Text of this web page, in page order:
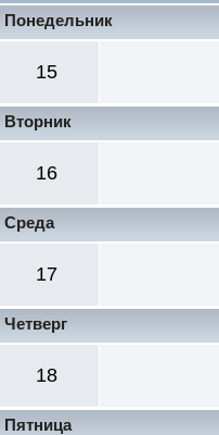
Понедельник
15
Вторник
16
Среда
17
Четверг
18
Пятница